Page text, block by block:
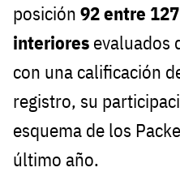
posición 92 entre
interiores evaluados
con una calificación
registro, su
esquema de los
último año.